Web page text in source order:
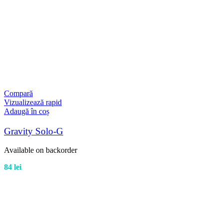
Compară
Vizualizează rapid
Adaugă în coș
Gravity Solo-G
Available on backorder
84 lei